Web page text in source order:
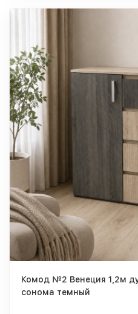
Комод №2 Венеция 1,2м
сонома темный